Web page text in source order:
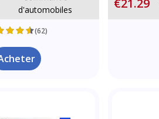
d'automobiles
(62)